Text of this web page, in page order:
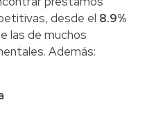
desde el 8.9%
las de muchos
Además: